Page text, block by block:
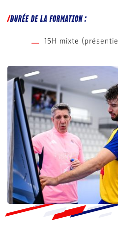
DURÉE DE LA FORMATION :
15H mixte